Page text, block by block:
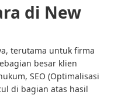
di New
terutama untuk firma
besar klien
SEO (Optimalisasi
di bagian atas hasil